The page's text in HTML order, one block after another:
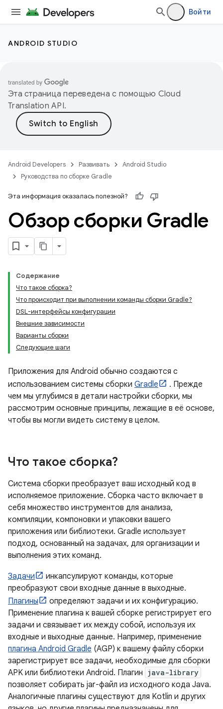
Войти
ANDROID STUDIO
Эта страница переведена с помощью Cloud
Translation API.
Android Developers Развивать
Android Studio
Руководства по сборке Gradle
Эта информация оказалась полезной?
Обзор сборки Gradle
Содержание
Что такое сборка?
Что происходит при выполнении команды сборки Gradle?
DSL-интерфейсы конфигурации
Внешние зависимости
Варианты сборки
Следующие шаги
Приложения для Android обычно создаются с
использованием системы сборки Gradle
. Прежде
чем мы углубимся в детали настройки сборки, мы
рассмотрим основные принципы, лежащие в её основе,
чтобы вы могли видеть систему в целом.
Что такое сборка?
Система сборки преобразует ваш исходный код в
исполняемое приложение. Сборка часто включает в
себя множество инструментов для анализа,
компиляции, компоновки и упаковки вашего
приложения или библиотеки. Gradle использует
подход, основанный на задачах, для организации и
выполнения этих команд.
Задачи
инкапсулируют команды, которые
преобразуют свои входные данные в выходные.
Плагины
определяют задачи и их конфигурацию.
Применение плагина к вашей сборке регистрирует его
задачи и связывает их между собой, используя их
входные и выходные данные. Например, применение
плагина Android Gradle (AGP) к вашему файлу сборки
зарегистрирует все задачи, необходимые для сборки
APK или библиотеки Android. Плагин java-library
позволяет собирать jar-файл из исходного кода Java.
Аналогичные плагины существуют для Kotlin и других